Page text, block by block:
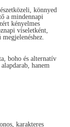
könnyed
a mindennapi
kényelmes
viseletként,
boho és alternatív
hanem
karakteres